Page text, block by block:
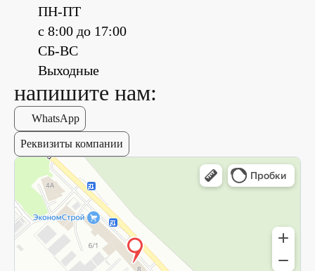
ПН-ПТ
с 8:00 до 17:00
СБ-ВС
Выходные
напишите нам:
WhatsApp
Реквизиты компании